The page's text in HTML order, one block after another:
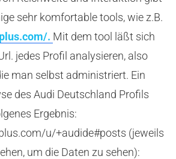
sehr komfortable tools, wie z.B.
. Mit dem tool läßt sich
jedes Profil analysieren, also
man selbst administriert. Ein
des Audi Deutschland Profils
Ergebnis:
u/+audide#posts (jeweils
um die Daten zu sehen):